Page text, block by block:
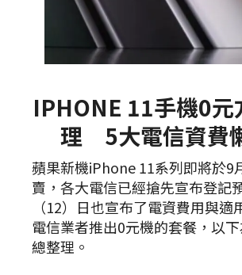
IPHONE 11手機0元
理 5大電信資費
蘋果新機iPhone 11系列即將於9
賣，各大電信已經搶先宣布登記
（12）日也宣布了電資費用與適
電信業者推出0元機的套餐，以
總整理。